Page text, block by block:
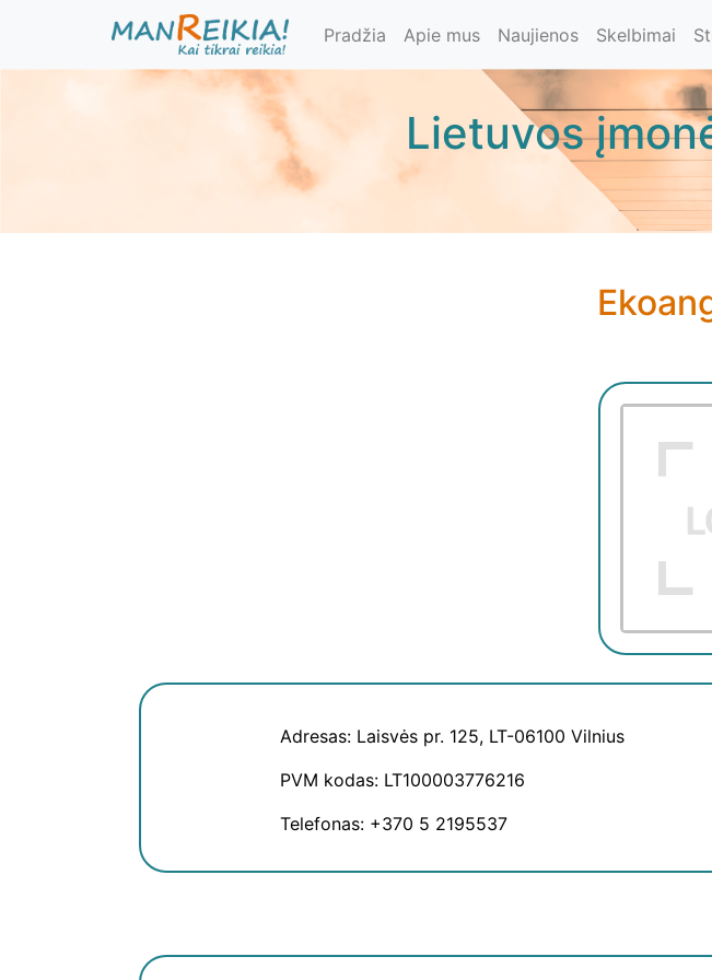
pagrindinį
Pradžia Apie mus Naujienos Skelbimai
Lietuvos
Adresas: Laisvės pr. 125, LT-06100 Vilnius
PVM kodas: LT100003776216
Telefonas: +370 5 2195537